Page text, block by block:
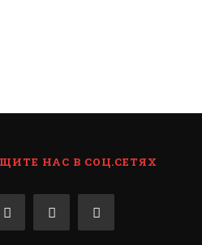
НАС В СОЦ.СЕТЯХ